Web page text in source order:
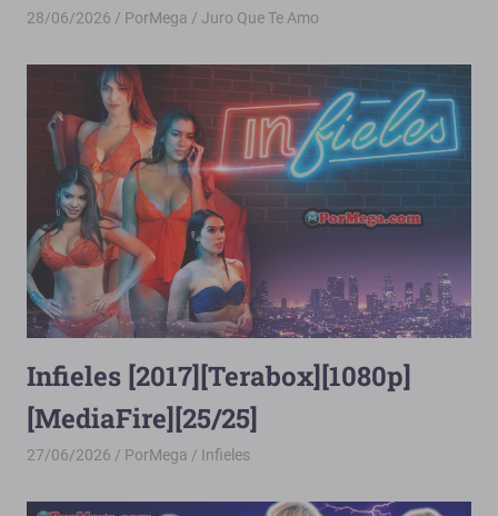
28/06/2026 PorMega Juro Que Te Amo
Infieles [2017][Terabox][1080p]
[MediaFire][25/25]
27/06/2026 PorMega Infieles